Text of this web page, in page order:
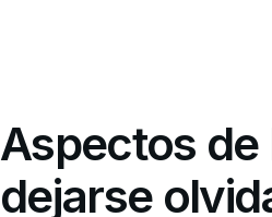
Aspectos de
dejarse